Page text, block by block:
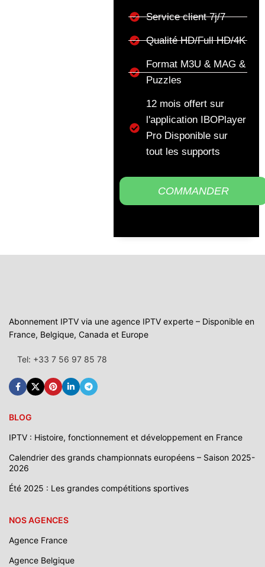
Service client 7j/7
Qualité HD/Full HD/4K
Format M3U & MAG &
Puzzles
12 mois offert sur
l'application IBOPlayer
Pro Disponible sur
tout les supports
COMMANDER
Abonnement IPTV via une agence IPTV experte – Disponible en
France, Belgique, Canada et Europe
Tel: +33 7 56 97 85 78
BLOG
IPTV : Histoire, fonctionnement et développement en France
Calendrier des grands championnats européens – Saison 2025-
2026
Été 2025 : Les grandes compétitions sportives
NOS AGENCES
Agence France
Agence Belgique